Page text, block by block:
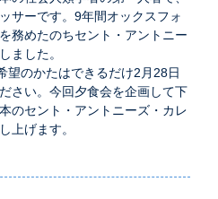
サーです。9年間オックスフォ
務めたのちセント・アントニー
ました。
望のかたはできるだけ2月28日
さい。今回夕食会を企画して下
のセント・アントニーズ・カレ
上げます。